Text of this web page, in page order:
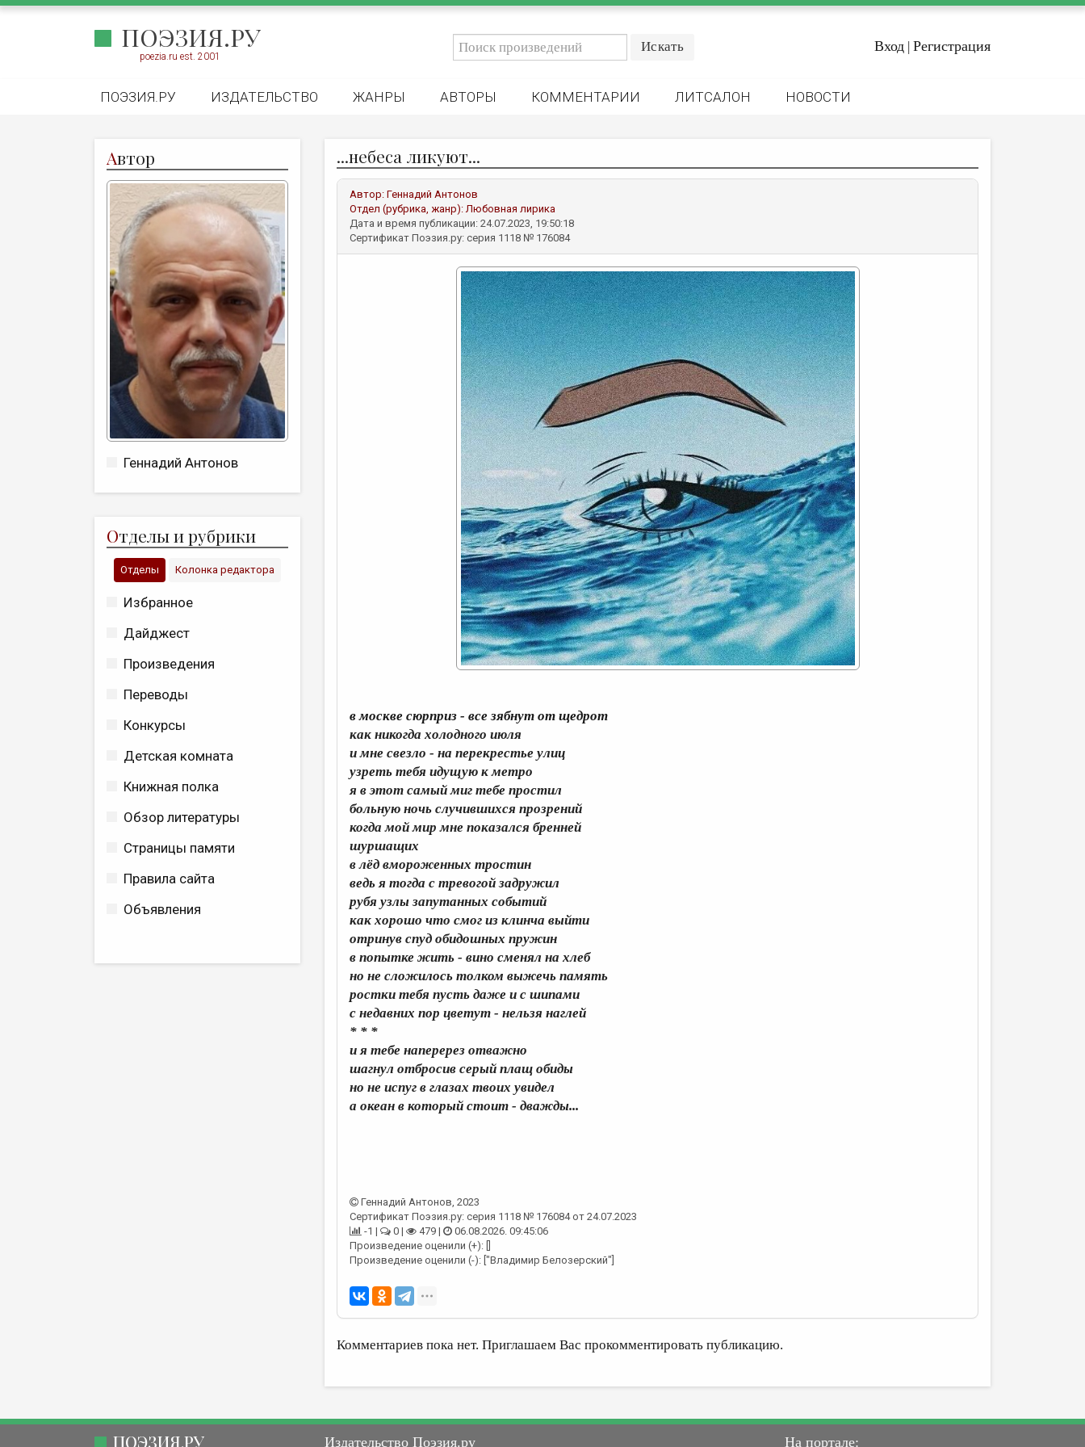
ПОЭЗИЯ.РУ
poezia.ru est. 2001
Вход | Регистрация
ПОЭЗИЯ.РУ ИЗДАТЕЛЬСТВО ЖАНРЫ АВТОРЫ КОММЕНТАРИИ ЛИТСАЛОН НОВОСТИ
Автор
Геннадий Антонов
Отделы и рубрики
Отделы Колонка редактора
Избранное
Дайджест
Произведения
Переводы
Конкурсы
Детская комната
Книжная полка
Обзор литературы
Страницы памяти
Правила сайта
Объявления
...небеса ликуют...
Автор: Геннадий Антонов
Отдел (рубрика, жанр):Любовная лирика
Дата и время публикации: 24.07.2023, 19:50:18
Сертификат Поэзия.ру: серия 1118 № 176084
в москве сюрприз - все зябнут от щедрот
как никогда холодного июля
и мне свезло - на перекрестье улиц
узреть тебя идущую к метро
я в этот самый миг тебе простил
больную ночь случившихся прозрений
когда мой мир мне показался бренней
шуршащих
в лёд вмороженных тростин
ведь я тогда с тревогой задружил
рубя узлы запутанных событий
как хорошо что смог из клинча выйти
отринув спуд обидошных пружин
в попытке жить - вино сменял на хлеб
но не сложилось толком выжечь память
ростки тебя пусть даже и с шипами
с недавних пор цветут - нельзя наглей
* * *
и я тебе наперерез отважно
шагнул отбросив серый плащ обиды
но не испуг в глазах твоих увидел
а океан в который стоит - дважды...
Геннадий Антонов, 2023
Сертификат Поэзия.ру: серия 1118 № 176084 от 24.07.2023
-1 |
0 | 479 |
06.08.2026. 09:45:06
Произведение оценили (+): []
Произведение оценили (-): ["Владимир Белозерский"]
Комментариев пока нет. Приглашаем Вас прокомментировать публикацию.
ПОЭЗИЯ.РУ Издательство Поэзия.ру На портале: